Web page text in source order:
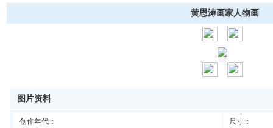
黄恩涛画家人物画
图片资料
创作年代：
尺寸：